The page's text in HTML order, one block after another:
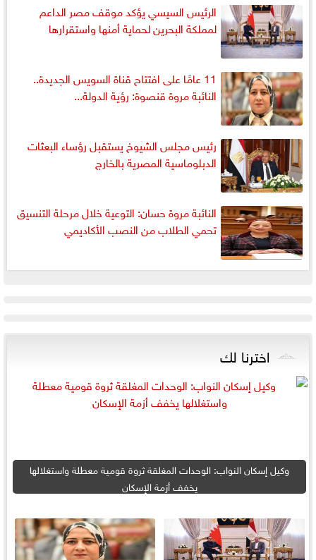
الرئيس السيسي يؤكد موقف مصر الداعم
لمملكة البحرين لحماية أمنها واستقرارها
11 عامًا على افتتاح قناة السويس الجديدة..
النائبة مروة قنصوة: رؤية الدولة...
رئيس مجلس الشيوخ يستقبل رؤساء البعثات
الدبلوماسية المصرية بالخارج
النائبة مروة حسان: التوعية خلال مرحلة التنسيق
تحمي الطلاب من النصب الأكاديمي
اخترنا لك
وكيل إسكان النواب: الوحدات المغلقة ثروة قومية معطلة واستغلالها
يخفف أزمة الإسكان